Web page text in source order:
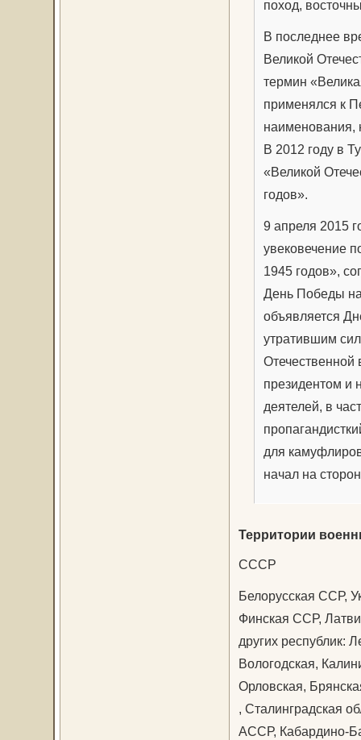
поход,
В последнее
Великой
термин
применялся к
наименования,
В 2012 году в
«Великой
годов».
9 апреля 2015
увековечение
1945 годов»,
День Победы
объявляется
утратившим
Отечественной
президентом и
деятелей, в
для
начал на
Территории
СССР
Белорусская ССР,
Финская ССР,
других республик:
Вологодская,
Орловская,
, Сталинградская
АССР, Кабардино-